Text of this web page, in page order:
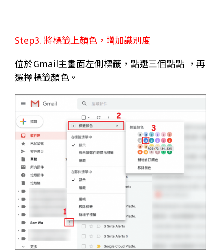
Step3. 將標籤上顏色，增加識別度
位於Gmail主畫面左側標籤，點選三個點點 ，再
選擇標籤顏色。